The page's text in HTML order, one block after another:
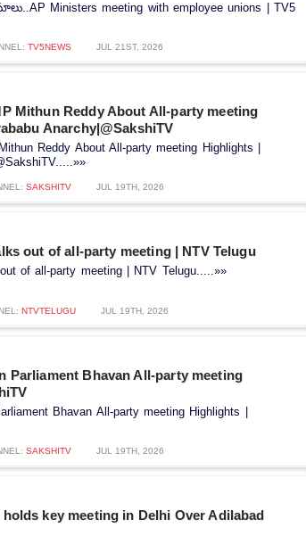
Ministers meeting with employee unions | TV5
TV5NEWS JUL 21ST, 2026
Mithun Reddy About All-party meeting
Anarchy|@SakshiTV
Reddy About All-party meeting Highlights |
SAKSHITV JUL 19TH, 2026
out of all-party meeting | NTV Telugu
of all-party meeting | NTV Telugu.....»»
NTVTELUGU JUL 19TH, 2026
Parliament Bhavan All-party meeting
Bhavan All-party meeting Highlights |
SAKSHITV JUL 19TH, 2026
key meeting in Delhi Over Adilabad